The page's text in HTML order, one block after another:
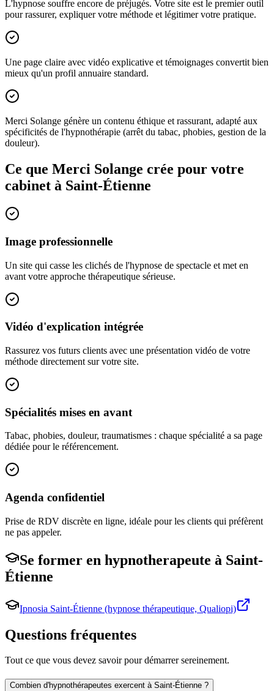
L'hypnose souffre encore de préjugés. Votre site est le premier outil
pour rassurer, expliquer votre méthode et légitimer votre pratique.
Une page claire avec vidéo explicative et témoignages convertit bien
mieux qu'un profil annuaire standard.
Merci Solange génère un contenu éthique et rassurant, adapté aux
spécificités de l'hypnothérapie (arrêt du tabac, phobies, gestion de la
douleur).
Ce que Merci Solange crée pour votre
cabinet à Saint-Étienne
Image professionnelle
Un site qui casse les clichés de l'hypnose de spectacle et met en
avant votre approche thérapeutique sérieuse.
Vidéo d'explication intégrée
Rassurez vos futurs clients avec une présentation vidéo de votre
méthode directement sur votre site.
Spécialités mises en avant
Tabac, phobies, douleur, traumatismes : chaque spécialité a sa page
dédiée pour le référencement.
Agenda confidentiel
Prise de RDV discrète en ligne, idéale pour les clients qui préfèrent
ne pas appeler.
Se former en hypnotherapeute à Saint-
Étienne
Ipnosia Saint-Étienne (hypnose thérapeutique, Qualiopi)
Questions fréquentes
Tout ce que vous devez savoir pour démarrer sereinement.
Combien d'hypnothérapeutes exercent à Saint-Étienne ?